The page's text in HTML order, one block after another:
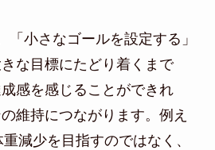
「小さなゴールを設定する」
な目標にたどり着くまで
感を感じることができれ
維持につながります。例え
減少を目指すのではなく、